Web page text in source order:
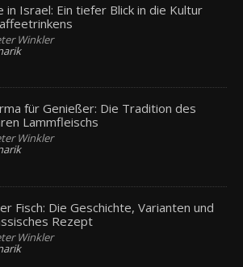
in Israel: Ein tiefer Blick in die Kultur
Winkler
für Genießer: Die Tradition des
Lammfleischs
Winkler
Fisch: Die Geschichte, Varianten und
Rezept
Winkler